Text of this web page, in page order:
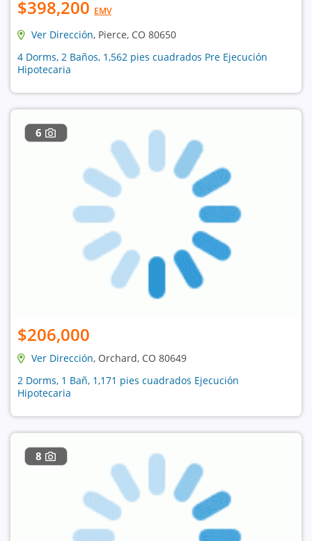
$398,200 EMV
Ver Dirección, Pierce, CO 80650
4 Dorms, 2 Baños, 1,562 pies cuadrados Pre Ejecución
Hipotecaria
6
$206,000
Ver Dirección, Orchard, CO 80649
2 Dorms, 1 Bañ, 1,171 pies cuadrados Ejecución
Hipotecaria
8